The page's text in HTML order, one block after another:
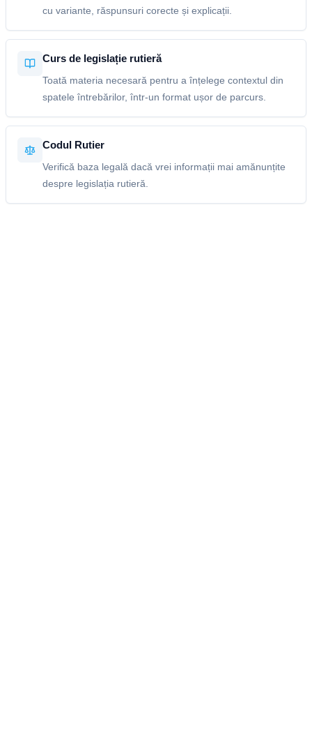
cu variante, răspunsuri corecte și explicații.
Curs de legislație rutieră
Toată materia necesară pentru a înțelege contextul din
spatele întrebărilor, într-un format ușor de parcurs.
Codul Rutier
Verifică baza legală dacă vrei informații mai amănunțite
despre legislația rutieră.